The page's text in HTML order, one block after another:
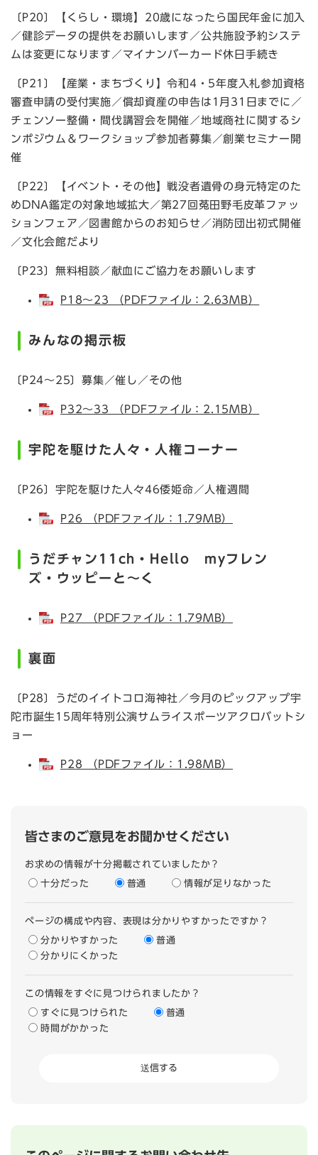
〔P20〕【くらし・環境】20歳になったら国民年金に加入
／健診データの提供をお願いします／公共施設予約システ
ムは変更になります／マイナンバーカード休日手続き
〔P21〕【産業・まちづくり】令和4・5年度入札参加資格
審査申請の受付実施／償却資産の申告は1月31日までに／
チェンソー整備・間伐講習会を開催／地域商社に関するシ
ンポジウム＆ワークショップ参加者募集／創業セミナー開
催
〔P22〕【イベント・その他】戦没者遺骨の身元特定のた
めDNA鑑定の対象地域拡大／第27回菟田野毛皮革ファッ
ションフェア／図書館からのお知らせ／消防団出初式開催
／文化会館だより
〔P23〕無料相談／献血にご協力をお願いします
P18～23 （PDFファイル：2.63MB）
みんなの掲示板
〔P24～25〕募集／催し／その他
P32～33 （PDFファイル：2.15MB）
宇陀を駆けた人々・人権コーナー
〔P26〕宇陀を駆けた人々46倭姫命／人権週間
P26 （PDFファイル：1.79MB）
うだチャン11ch・Hello myフレン
ズ・ウッピーと～く
P27 （PDFファイル：1.79MB）
裏面
〔P28〕うだのイイトコロ海神社／今月のピックアップ宇
陀市誕生15周年特別公演サムライスポーツアクロバットシ
ョー
P28 （PDFファイル：1.98MB）
皆さまのご意見をお聞かせください
お求めの情報が十分掲載されていましたか？
十分だった 普通 情報が足りなかった
ページの構成や内容、表現は分かりやすかったですか？
分かりやすかった
普通
分かりにくかった
この情報をすぐに見つけられましたか？
すぐに見つけられた
普通
時間がかかった